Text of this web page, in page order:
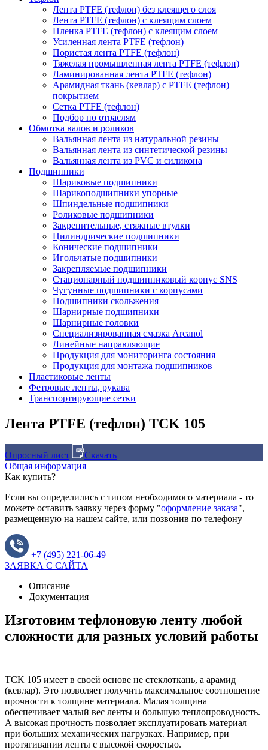
Лента PTFE (тефлон) без клеящего слоя
Лента PTFE (тефлон) с клеящим слоем
Пленка PTFE (тефлон) с клеящим слоем
Усиленная лента PTFE (тефлон)
Пористая лента PTFE (тефлон)
Тяжелая промышленная лента PTFE (тефлон)
Ламинированная лента PTFE (тефлон)
Арамидная ткань (кевлар) с PTFE (тефлон)
покрытием
Сетка PTFE (тефлон)
Подбор по отраслям
Обмотка валов и роликов
Вальянная лента из натуральной резины
Вальянная лента из синтетической резины
Вальянная лента из PVC и силикона
Подшипники
Шариковые подшипники
Шарикоподшипники упорные
Шпиндельные подшипники
Роликовые подшипники
Закрепительные, стяжные втулки
Цилиндрические подшипники
Конические подшипники
Игольчатые подшипники
Закрепляемые подшипники
Стационарный подшипниковый корпус SNS
Чугунные подшипники с корпусами
Подшипники скольжения
Шарнирные подшипники
Шарнирные головки
Специализированная смазка Arcanol
Линейные направляющие
Продукция для мониторинга состояния
Продукция для монтажа подшипников
Пластиковые ленты
Фетровые ленты, рукава
Транспортирующие сетки
Лента PTFE (тефлон) TCK 105
Опросный лист
Скачать
Общая информация
Как купить?
Если вы определились с типом необходимого материала - то
можете оставить заявку через форму "оформление заказа",
размещенную на нашем сайте, или позвонив по телефону
+7 (495) 221-06-49
ЗАЯВКА С САЙТА
Описание
Документация
Изготовим тефлоновую ленту любой
сложности для разных условий работы
TCK 105 имеет в своей основе не стеклоткань, а арамид
(кевлар). Это позволяет получить максимальное соотношение
прочности к толщине материала. Малая толщина
обеспечивает малый вес ленты и большую теплопроводность.
А высокая прочность позволяет эксплуатировать материал
при больших механических нагрузках. Например, при
протягивании ленты с высокой скоростью.